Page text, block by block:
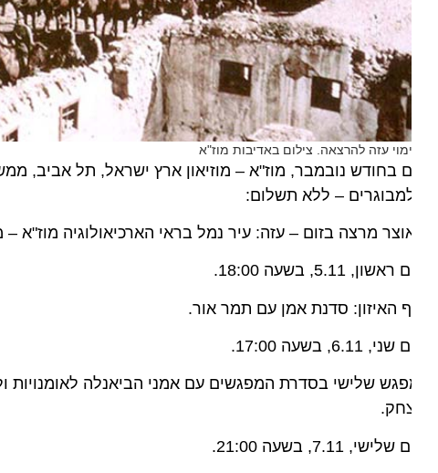
עזה להרצאה. צילום באדיבות מוז"א
בחודש נובמבר, מוז"א – מוזיאון ארץ ישראל, תל אביב,
– ללא תשלום:
מרצה בזום – עזה: עיר נמל בראי הארכיאולוגיה מוז"א –
5.11, בשעה 18:00.
האיזון: סדנת אמן עם תמר אור.
6.11, בשעה 17:00.
שלישי, 7.11, בשעה 21:00.